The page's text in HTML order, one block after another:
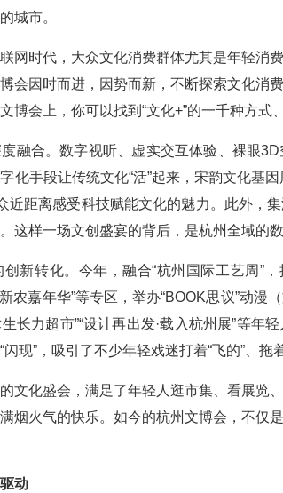
城市。
网时代，大众文化消费群体尤其是年轻消
会因时而进，因势而新，不断探索文化消
博会上，你可以找到“文化+”的一千种方式
融合。数字视听、虚实交互体验、裸眼
化手段让传统文化“活”起来，宋韵文化基
近距离感受科技赋能文化的魅力。此外，
这样一场文创盛宴的背后，是杭州全域的数
新转化。今年，融合“杭州国际工艺周”，
新农嘉年华”等专区，举办“BOOK思议”动
长力超市”“设计再出发·载入杭州展”等
现”，吸引了不少年轻戏迷打着“飞的”、拖
文化盛会，满足了年轻人逛市集、看展览
烟火气的快乐。如今的杭州文博会，不仅
动